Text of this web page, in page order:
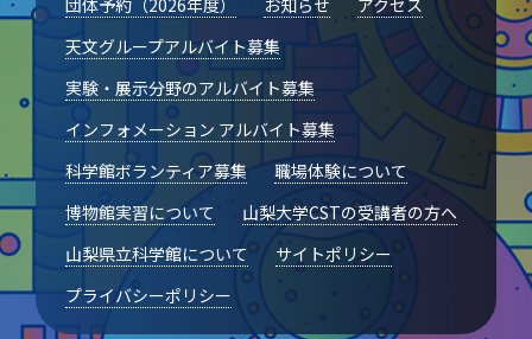
団体予約（2026年度）
お知らせ
アクセス
天文グループアルバイト募集
実験・展示分野のアルバイト募集
インフォメーション アルバイト募集
科学館ボランティア募集
職場体験について
博物館実習について
山梨大学CSTの受講者の方へ
山梨県立科学館について
サイトポリシー
プライバシーポリシー